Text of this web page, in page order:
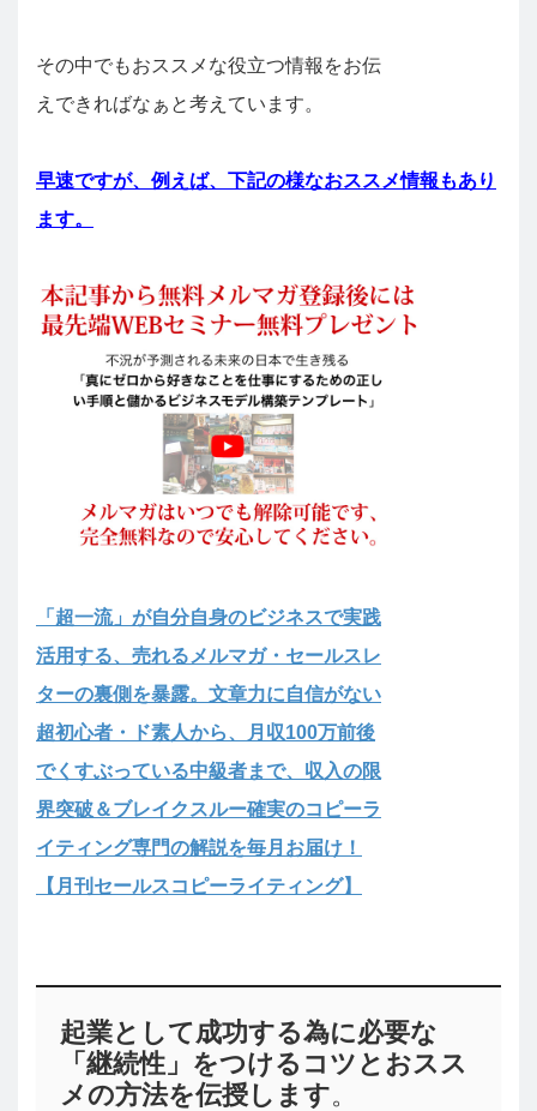
その中でもおススメな役立つ情報をお伝
えできればなぁと考えています。
早速ですが、例えば、下記の様なおススメ情報もあり
ます。
「超一流」が自分自身のビジネスで実践
活用する、売れるメルマガ・セールスレ
ターの裏側を暴露。文章力に自信がない
超初心者・ド素人から、月収100万前後
でくすぶっている中級者まで、収入の限
界突破＆ブレイクスルー確実のコピーラ
イティング専門の解説を毎月お届け！
【月刊セールスコピーライティング】
起業として成功する為に必要な
「継続性」をつけるコツとおスス
メの方法を伝授します。